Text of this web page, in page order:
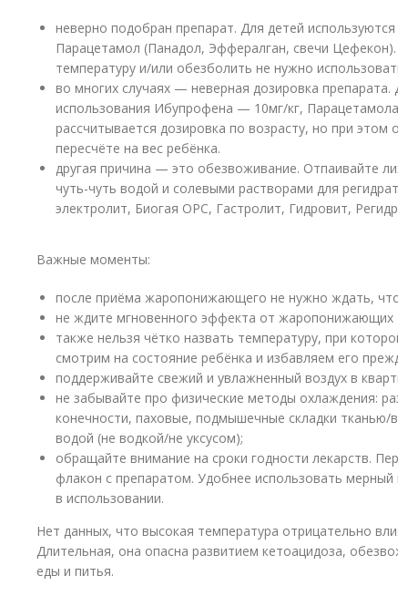
неверно подобран препарат. Для детей
Парацетамол (Панадол, Эффералган, свечи
температуру и/или обезболить не нужно
во многих случаях — неверная дозировка препарата.
использования Ибупрофена — 10мг/кг,
рассчитывается дозировка по возрасту, но при
пересчёте на вес ребёнка.
другая причина — это обезвоживание. Отпаивайте
чуть-чуть водой и солевыми растворами для
электролит, Биогая ОРС, Гастролит, Гидровит,
Важные моменты:
после приёма жаропонижающего не нужно ждать,
не ждите мгновенного эффекта от жаропонижающих
также нельзя чётко назвать температуру, при
смотрим на состояние ребёнка и избавляем его
поддерживайте свежий и увлажненный воздух в
не забывайте про физические методы охлаждения:
конечности, паховые, подмышечные складки
водой (не водкой/не уксусом);
обращайте внимание на сроки годности лекарств.
флакон с препаратом. Удобнее использовать
в использовании.
Нет данных, что высокая температура отрицательно
Длительная, она опасна развитием кетоацидоза,
еды и питья.